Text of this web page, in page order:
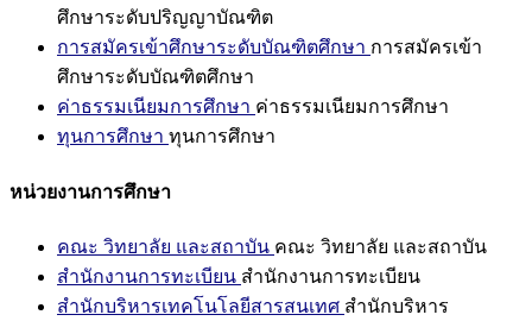
ศึกษาระดับปริญญาบัณฑิต
การสมัครเข้าศึกษาระดับบัณฑิตศึกษา การสมัครเข้า
ศึกษาระดับบัณฑิตศึกษา
ค่าธรรมเนียมการศึกษา ค่าธรรมเนียมการศึกษา
ทุนการศึกษา ทุนการศึกษา
หน่วยงานการศึกษา
คณะ วิทยาลัย และสถาบัน คณะ วิทยาลัย และสถาบัน
สำนักงานการทะเบียน สำนักงานการทะเบียน
สำนักบริหารเทคโนโลยีสารสนเทศ สำนักบริหาร